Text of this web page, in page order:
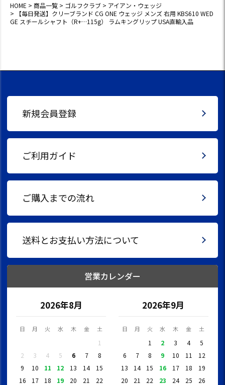
HOME 商品一覧 ゴルフクラブ
アイアン・ウェッジ
【毎日発送】クリーブランド CG ONE ウェッジ メンズ 右用 KBS610 WED
GE スチールシャフト（R+…115g） ラムキングリップ USA直輸入品
新規会員登録
ご利用ガイド
ご購入までの流れ
送料とお支払い方法について
営業カレンダー
2026年8月
日 月 火 水 木 金 土
1
2
3 4 5 6 7
8
9
10 11 12 13 14
15
16
17 18 19 20 21
22
2026年9月
日 月 火 水 木 金 土
1 2 3 4
5
6
7 8 9 10 11
12
13
14 15 16 17 18
19
20
21 22 23 24 25
26